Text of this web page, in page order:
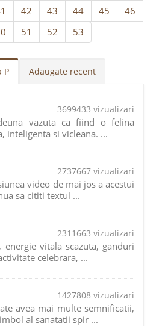
42 43 44 45
46
51 52 53
P Adaugate recent
3699433 vizualizari
vazuta ca fiind o felina
inteligenta si vicleana. ...
2737667 vizualizari
video de mai jos a acestui
sa cititi textul ...
2311663 vizualizari
energie vitala scazuta, ganduri
celebrara, ...
1427808 vizualizari
avea mai multe semnificatii,
al sanatatii spir ...